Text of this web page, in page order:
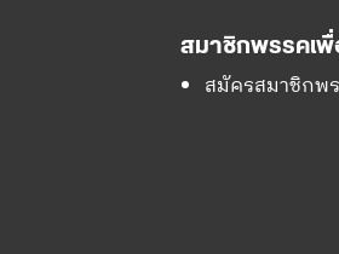
สมาชิกพรรคเพื่
สมัครสมาชิกพ